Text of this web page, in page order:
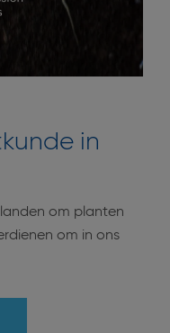
in
om planten
om in ons